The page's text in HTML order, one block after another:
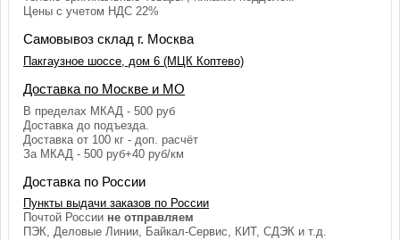
Цены с учетом НДС 22%
Самовывоз склад г. Москва
Пакгаузное шоссе, дом 6 (МЦК Коптево)
Доставка по Москве и МО
В пределах МКАД - 500 руб
Доставка до подъезда.
Доставка от 100 кг - доп. расчёт
За МКАД - 500 руб+40 руб/км
Доставка по России
Пункты выдачи заказов по России
Почтой России не отправляем
ПЭК, Деловые Линии, Байкал-Сервис, КИТ, СДЭК и т.д.